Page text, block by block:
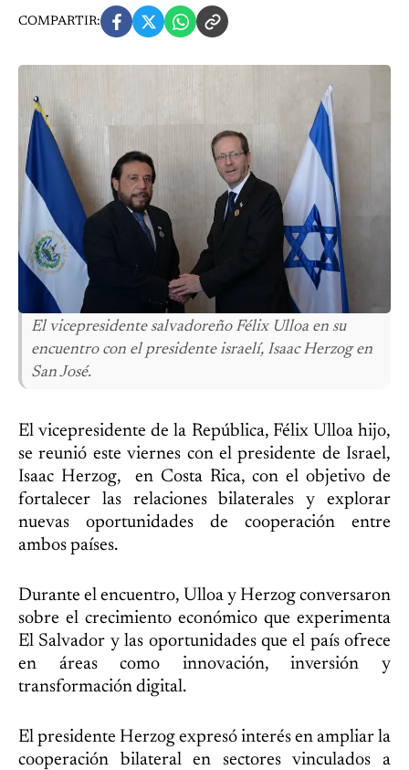
COMPARTIR:
El vicepresidente salvadoreño Félix Ulloa en su
encuentro con el presidente israelí, Isaac Herzog en
San José.
El vicepresidente de la República, Félix Ulloa hijo,
se reunió este viernes con el presidente de Israel,
Isaac Herzog, en Costa Rica, con el objetivo de
fortalecer las relaciones bilaterales y explorar
nuevas oportunidades de cooperación entre
ambos países.
Durante el encuentro, Ulloa y Herzog conversaron
sobre el crecimiento económico que experimenta
El Salvador y las oportunidades que el país ofrece
en áreas como innovación, inversión y
transformación digital.
El presidente Herzog expresó interés en ampliar la
cooperación bilateral en sectores vinculados a